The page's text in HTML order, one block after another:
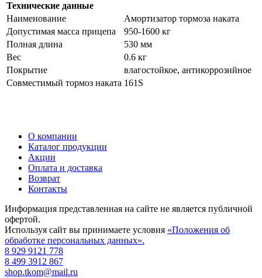
Технические данные
Наименование
Амортизатор тормоза наката
Допустимая масса прицепа
950-1600 кг
Полная длина
530 мм
Вес
0.6 кг
Покрытие
влагостойкое, антикоррозийное
Совместимый тормоз наката 161S
О компании
Каталог продукции
Акции
Оплата и доставка
Возврат
Контакты
Информация представленная на сайте не является публичной
офертой.
Используя сайт вы принимаете условия «Положения об
обработке персональных данных».
8 929 9121 778
8 499 3912 867
shop.tkom@mail.ru